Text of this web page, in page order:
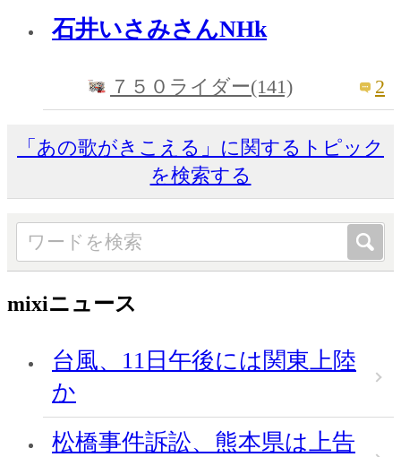
石井いさみさんNHk
７５０ライダー(141) 2
「あの歌がきこえる」に関するトピック
を検索する
mixiニュース
台風、11日午後には関東上陸
か
松橋事件訴訟、熊本県は上告